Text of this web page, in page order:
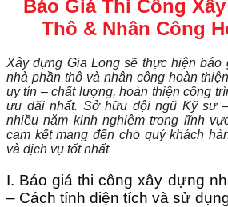
Báo Giá Thi Công
Thô & Nhân Công
Xây dựng Gia Long sẽ thực hiện báo
nhà phần thô và nhân công hoàn
uy tín – chất lượng, hoàn thiện công
ưu đãi nhất. Sở hữu đội ngũ Kỹ sư
nhiều năm kinh nghiệm trong lĩnh
cam kết mang đến cho quý khách
và dịch vụ tốt nhất
I. Báo giá thi công xây dựng
– Cách tính diện tích và sử